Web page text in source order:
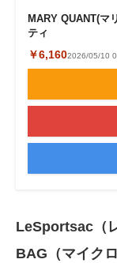
MARY QUANT(マ
ティ
￥6,1602026/05/10
LeSportsac（
BAG（マイク